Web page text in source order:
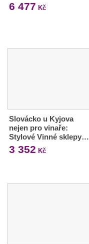
6 477 Kč
Slovácko u Kyjova
nejen pro vinaře:
Stylové Vinné sklepy…
3 352 Kč